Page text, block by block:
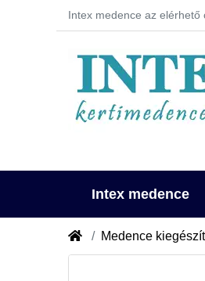
Intex medence az elérhető
Intex medence
Medence